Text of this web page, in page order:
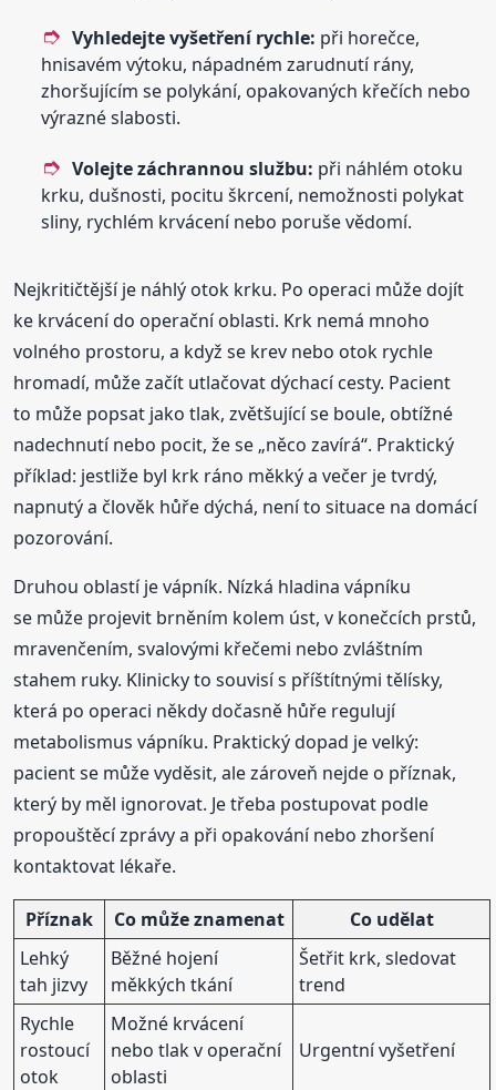
Vyhledejte vyšetření rychle: při horečce,
hnisavém výtoku, nápadném zarudnutí rány,
zhoršujícím se polykání, opakovaných křečích nebo
výrazné slabosti.
Volejte záchrannou službu: při náhlém otoku
krku, dušnosti, pocitu škrcení, nemožnosti polykat
sliny, rychlém krvácení nebo poruše vědomí.
Nejkritičtější je náhlý otok krku. Po operaci může dojít
ke krvácení do operační oblasti. Krk nemá mnoho
volného prostoru, a když se krev nebo otok rychle
hromadí, může začít utlačovat dýchací cesty. Pacient
to může popsat jako tlak, zvětšující se boule, obtížné
nadechnutí nebo pocit, že se „něco zavírá“. Praktický
příklad: jestliže byl krk ráno měkký a večer je tvrdý,
napnutý a člověk hůře dýchá, není to situace na domácí
pozorování.
Druhou oblastí je vápník. Nízká hladina vápníku
se může projevit brněním kolem úst, v konečcích prstů,
mravenčením, svalovými křečemi nebo zvláštním
stahem ruky. Klinicky to souvisí s příštítnými tělísky,
která po operaci někdy dočasně hůře regulují
metabolismus vápníku. Praktický dopad je velký:
pacient se může vyděsit, ale zároveň nejde o příznak,
který by měl ignorovat. Je třeba postupovat podle
propouštěcí zprávy a při opakování nebo zhoršení
kontaktovat lékaře.
Příznak Co může znamenat
Co udělat
Lehký
tah jizvy
Běžné hojení
měkkých tkání
Šetřit krk, sledovat
trend
Rychle
rostoucí
otok
Možné krvácení
nebo tlak v operační
oblasti
Urgentní vyšetření